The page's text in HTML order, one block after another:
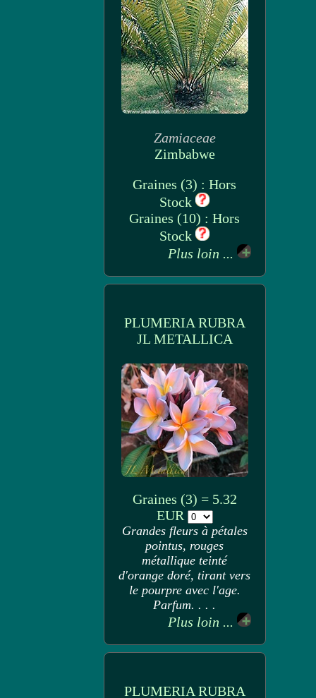
Zamiaceae
Zimbabwe
Graines (3) : Hors
Stock
Graines (10) : Hors
Stock
Plus loin ...
PLUMERIA RUBRA
JL METALLICA
Graines (3) = 5.32
EUR
Grandes fleurs à pétales
pointus, rouges
métallique teinté
d'orange doré, tirant vers
le pourpre avec l'age.
Parfum. . . .
Plus loin ...
PLUMERIA RUBRA